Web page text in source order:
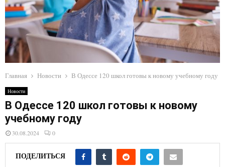
R
Y
M
E
N
U
Главная Новости В Одессе 120 школ готовы к новому учебному году
Новости
В Одессе 120 школ готовы к новому
учебному году
30.08.2024 0
ПОДЕЛИТЬСЯ